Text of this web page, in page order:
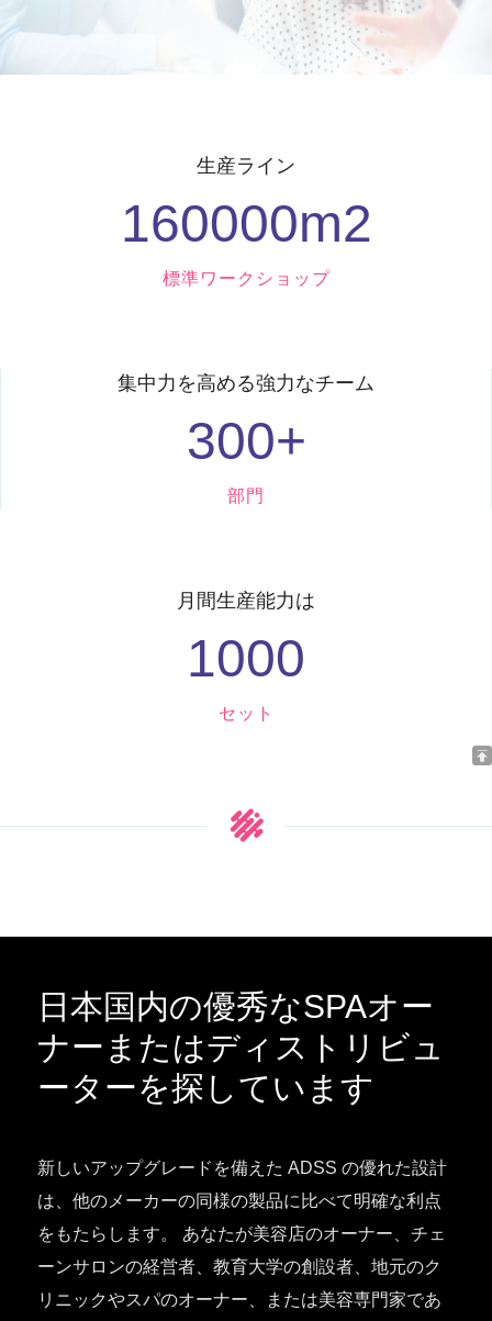
生産ライン
160000M2
標準ワークショップ
集中力を高める強力なチーム
300+
部門
月間生産能力は
1000
セット
日本国内の優秀なSPAオー
ナーまたはディストリビュ
ーターを探しています
新しいアップグレードを備えた ADSS の優れた設計
は、他のメーカーの同様の製品に比べて明確な利点
をもたらします。 あなたが美容店のオーナー、チェ
ーンサロンの経営者、教育大学の創設者、地元のク
リニックやスパのオーナー、または美容専門家であ